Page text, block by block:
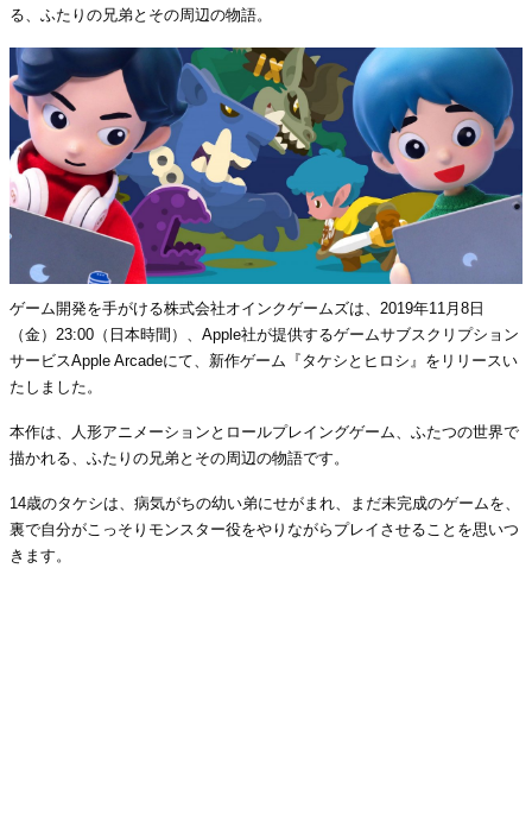
る、ふたりの兄弟とその周辺の物語。
ゲーム開発を手がける株式会社オインクゲームズは、2019年11月8日
（金）23:00（日本時間）、Apple社が提供するゲームサブスクリプション
サービスApple Arcadeにて、新作ゲーム『タケシとヒロシ』をリリースい
たしました。
本作は、人形アニメーションとロールプレイングゲーム、ふたつの世界で
描かれる、ふたりの兄弟とその周辺の物語です。
14歳のタケシは、病気がちの幼い弟にせがまれ、まだ未完成のゲームを、
裏で自分がこっそりモンスター役をやりながらプレイさせることを思いつ
きます。